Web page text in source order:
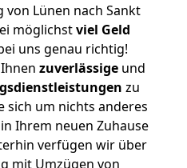
von Lünen nach Sankt
möglichstviel Geld
uns genau richtig!
zuverlässige und
zu
sich um nichts anderes
Ihrem neuen Zuhause
verfügen wir über
mit Umzügen von